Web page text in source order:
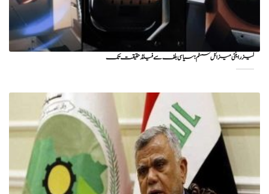
لیزر اینٹی میزائل سسٹم؛ سیاسی بلف سے فیلڈ حقیقت تک